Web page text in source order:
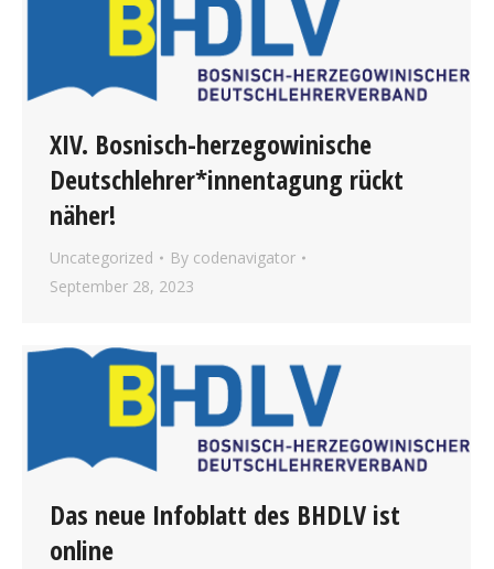
XIV. Bosnisch-herzegowinische
Deutschlehrer*innentagung rückt
näher!
Uncategorized By codenavigator
September 28, 2023
Das neue Infoblatt des BHDLV ist
online